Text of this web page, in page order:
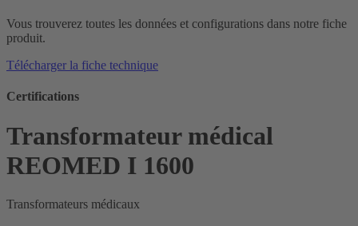
Vous trouverez toutes les données et configurations dans notre fiche
produit.
Télécharger la fiche technique
Certifications
Transformateur médical
REOMED I 1600
Transformateurs médicaux